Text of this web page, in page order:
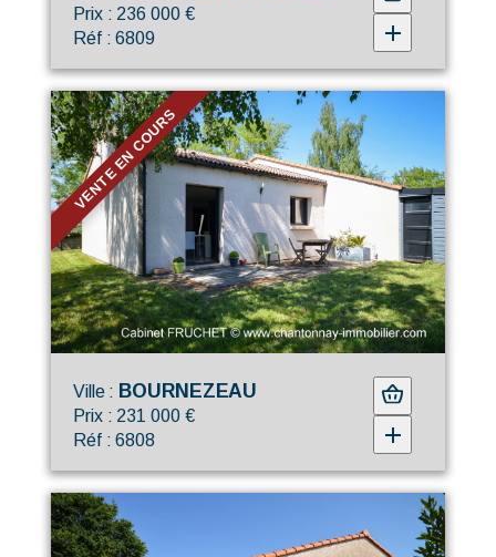
Prix : 236 000 €
Réf : 6809
VENTE EN COURS
Ville : BOURNEZEAU
Prix : 231 000 €
Réf : 6808